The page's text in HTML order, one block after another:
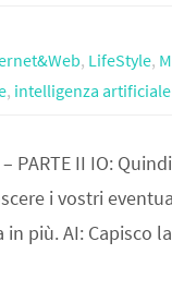
, LifeStyle,
, intelligenza
– PARTE II IO:
i vostri
più. AI: Capisco